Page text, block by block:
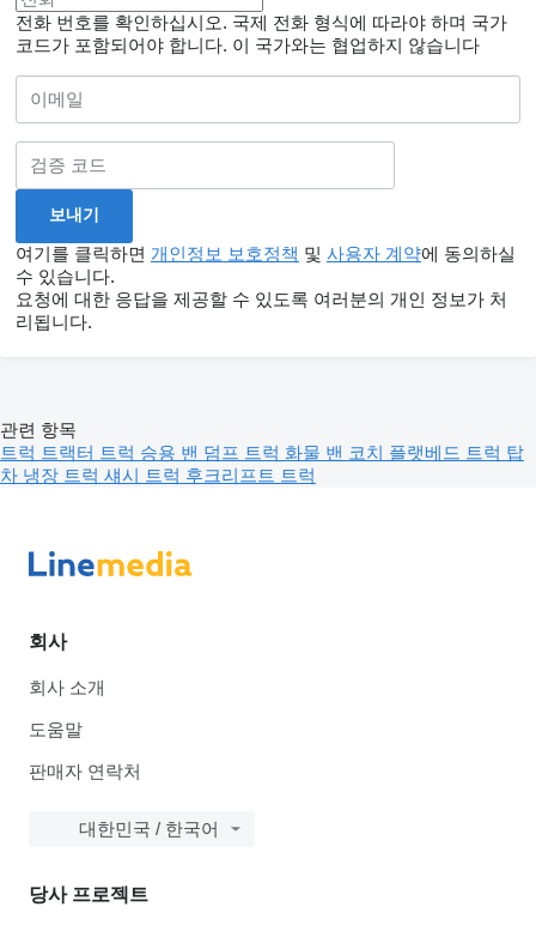
전화 번호를 확인하십시오. 국제 전화 형식에 따라야 하며 국가
코드가 포함되어야 합니다. 이 국가와는 협업하지 않습니다
여기를 클릭하면 개인정보 보호정책 및 사용자 계약에 동의하실
수 있습니다.
요청에 대한 응답을 제공할 수 있도록 여러분의 개인 정보가 처
리됩니다.
관련 항목
트럭 트랙터 트럭 승용 밴 덤프 트럭 화물 밴 코치 플랫베드 트럭 탑
차 냉장 트럭 섀시 트럭 후크리프트 트럭
회사
회사 소개
도움말
판매자 연락처
대한민국 / 한국어
당사 프로젝트